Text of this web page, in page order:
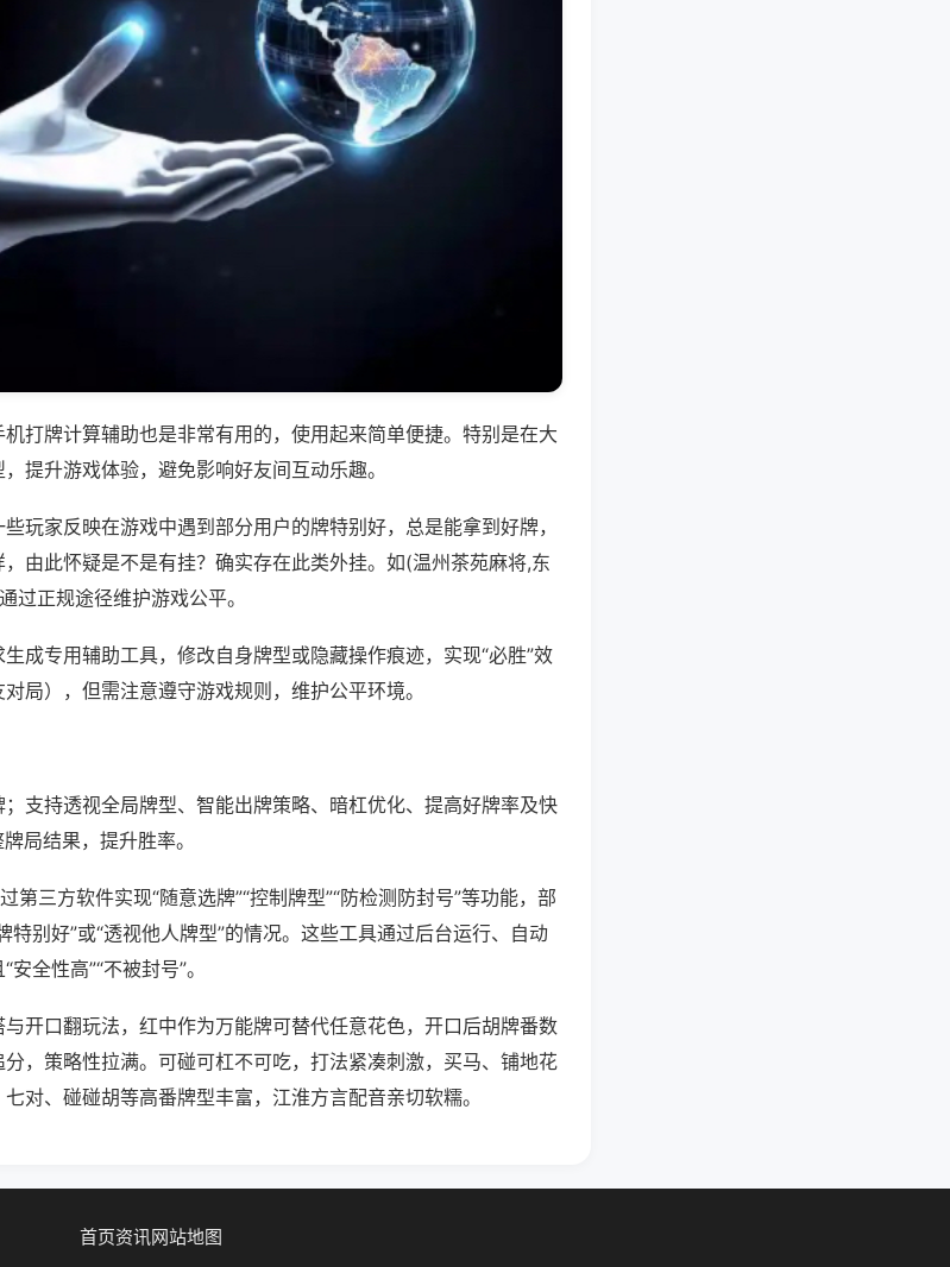
打牌计算辅助也是非常有用的，使用起来简单便捷。特别是在大
提升游戏体验，避免影响好友间互动乐趣。
玩家反映在游戏中遇到部分用户的牌特别好，总是能拿到好牌，
由此怀疑是不是有挂？确实存在此类外挂。如(温州茶苑麻将,东
过正规途径维护游戏公平。
成专用辅助工具，修改自身牌型或隐藏操作痕迹，实现“必胜”效
局），但需注意遵守游戏规则，维护公平环境。
支持透视全局牌型、智能出牌策略、暗杠优化、提高好牌率及快
局结果，提升胜率。
第三方软件实现“随意选牌”“控制牌型”“防检测防封号”等功能，部
特别好”或“透视他人牌型”的情况。这些工具通过后台运行、自动
全性高”“不被封号”。
开口翻玩法，红中作为万能牌可替代任意花色，开口后胡牌番数
，策略性拉满。可碰可杠不可吃，打法紧凑刺激，买马、铺地花
对、碰碰胡等高番牌型丰富，江淮方言配音亲切软糯。
首页资讯网站地图